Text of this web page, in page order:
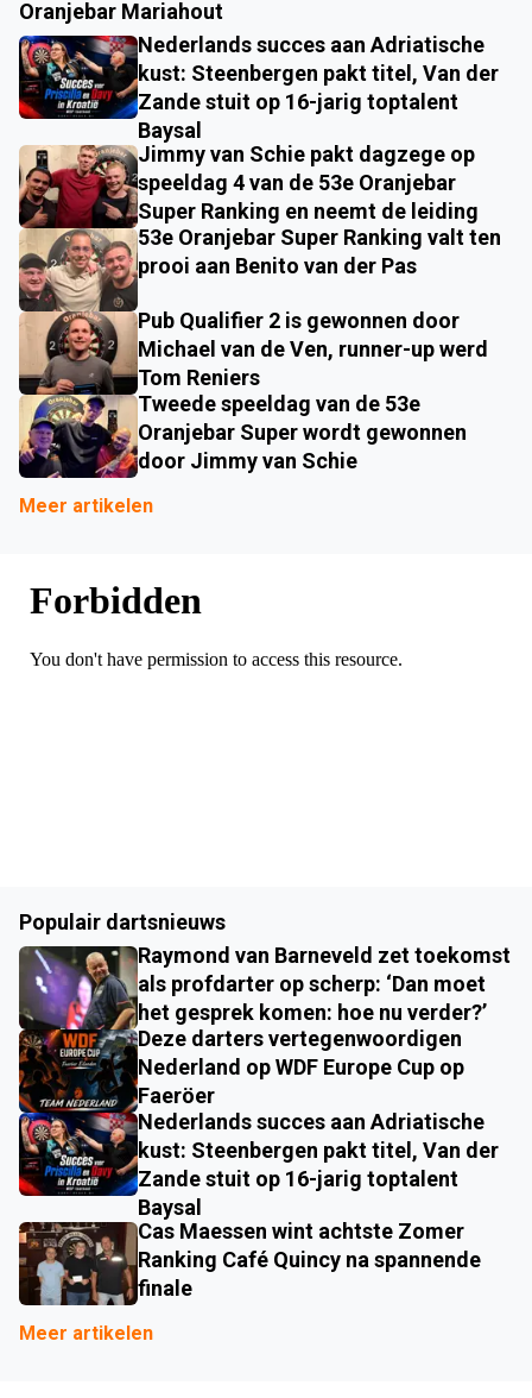
Oranjebar Mariahout
Nederlands succes aan Adriatische
kust: Steenbergen pakt titel, Van der
Zande stuit op 16-jarig toptalent
Baysal
Jimmy van Schie pakt dagzege op
speeldag 4 van de 53e Oranjebar
Super Ranking en neemt de leiding
53e Oranjebar Super Ranking valt ten
prooi aan Benito van der Pas
Pub Qualifier 2 is gewonnen door
Michael van de Ven, runner-up werd
Tom Reniers
Tweede speeldag van de 53e
Oranjebar Super wordt gewonnen
door Jimmy van Schie
Meer artikelen
Populair dartsnieuws
Raymond van Barneveld zet toekomst
als profdarter op scherp: ‘Dan moet
het gesprek komen: hoe nu verder?’
Deze darters vertegenwoordigen
Nederland op WDF Europe Cup op
Faeröer
Nederlands succes aan Adriatische
kust: Steenbergen pakt titel, Van der
Zande stuit op 16-jarig toptalent
Baysal
Cas Maessen wint achtste Zomer
Ranking Café Quincy na spannende
finale
Meer artikelen